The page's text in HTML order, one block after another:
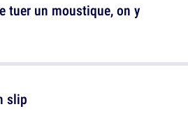
tuer un moustique, on y
slip